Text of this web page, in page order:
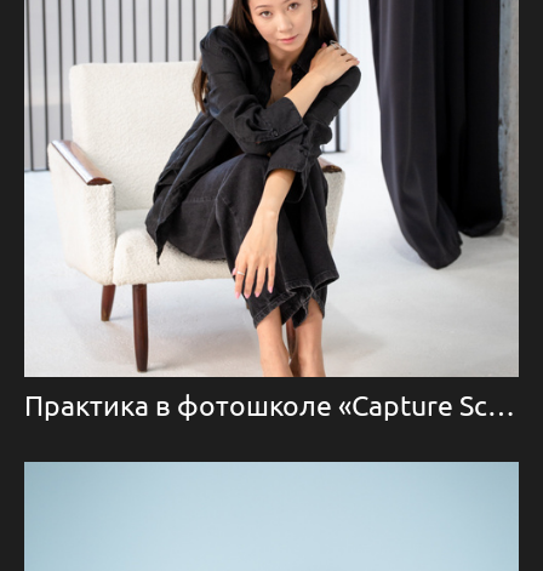
Практика в фотошколе «Capture School»